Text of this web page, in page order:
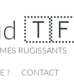
RUGISSANTS
? CONTACT